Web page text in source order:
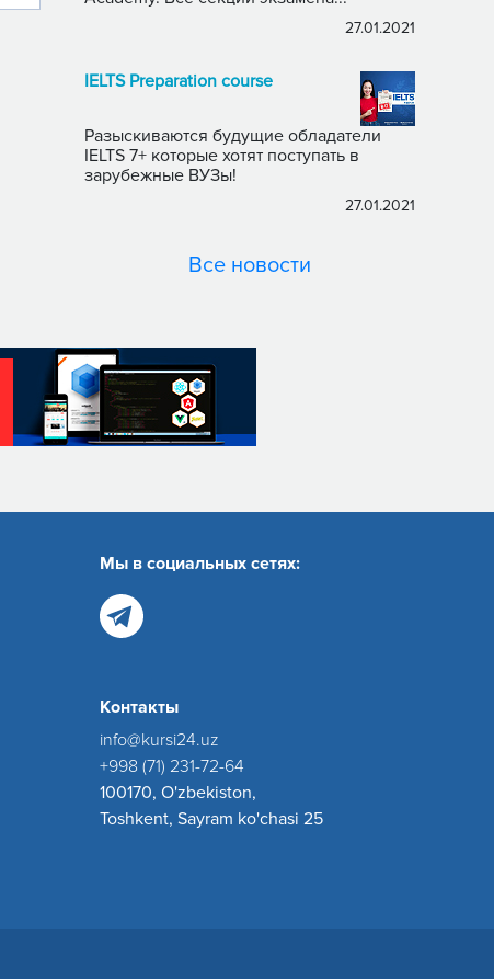
27.01.2021
IELTS Preparation course
Разыскиваются будущие обладатели
IELTS 7+ которые хотят поступать в
зарубежные ВУЗы!
27.01.2021
Все новости
Мы в социальных сетях:
Контакты
info@kursi24.uz
+998 (71) 231-72-64
100170, O'zbekiston,
Toshkent, Sayram ko'chasi 25